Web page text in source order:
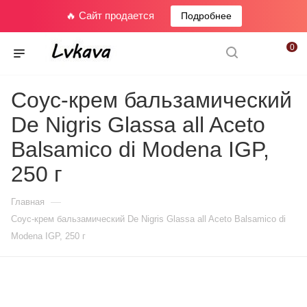
🔥 Сайт продается Подробнее
0
Соус-крем бальзамический
De Nigris Glassa all Aceto
Balsamico di Modena IGP,
250 г
Главная —
Соус-крем бальзамический De Nigris Glassa all Aceto Balsamico di
Modena IGP, 250 г